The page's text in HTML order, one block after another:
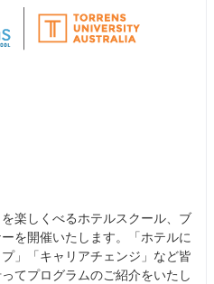
楽しくべるホテルスクール、ブ
を開催いたします。「ホテルに
」「キャリアチェンジ」など皆
てプログラムのご紹介をいたし